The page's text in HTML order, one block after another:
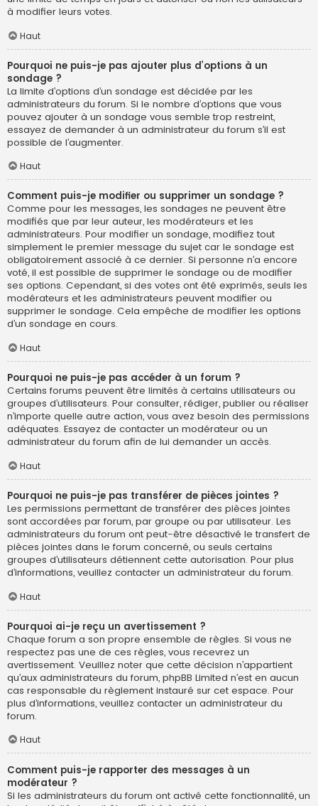
à modifier leurs votes.
Haut
Pourquoi ne puis-je pas ajouter plus d’options à un
sondage ?
La limite d’options d’un sondage est décidée par les
administrateurs du forum. Si le nombre d’options que vous
pouvez ajouter à un sondage vous semble trop restreint,
essayez de demander à un administrateur du forum s’il est
possible de l’augmenter.
Haut
Comment puis-je modifier ou supprimer un sondage ?
Comme pour les messages, les sondages ne peuvent être
modifiés que par leur auteur, les modérateurs et les
administrateurs. Pour modifier un sondage, modifiez tout
simplement le premier message du sujet car le sondage est
obligatoirement associé à ce dernier. Si personne n’a encore
voté, il est possible de supprimer le sondage ou de modifier
ses options. Cependant, si des votes ont été exprimés, seuls les
modérateurs et les administrateurs peuvent modifier ou
supprimer le sondage. Cela empêche de modifier les options
d’un sondage en cours.
Haut
Pourquoi ne puis-je pas accéder à un forum ?
Certains forums peuvent être limités à certains utilisateurs ou
groupes d’utilisateurs. Pour consulter, rédiger, publier ou réaliser
n’importe quelle autre action, vous avez besoin des permissions
adéquates. Essayez de contacter un modérateur ou un
administrateur du forum afin de lui demander un accès.
Haut
Pourquoi ne puis-je pas transférer de pièces jointes ?
Les permissions permettant de transférer des pièces jointes
sont accordées par forum, par groupe ou par utilisateur. Les
administrateurs du forum ont peut-être désactivé le transfert de
pièces jointes dans le forum concerné, ou seuls certains
groupes d’utilisateurs détiennent cette autorisation. Pour plus
d’informations, veuillez contacter un administrateur du forum.
Haut
Pourquoi ai-je reçu un avertissement ?
Chaque forum a son propre ensemble de règles. Si vous ne
respectez pas une de ces règles, vous recevrez un
avertissement. Veuillez noter que cette décision n’appartient
qu’aux administrateurs du forum, phpBB Limited n’est en aucun
cas responsable du règlement instauré sur cet espace. Pour
plus d’informations, veuillez contacter un administrateur du
forum.
Haut
Comment puis-je rapporter des messages à un
modérateur ?
Si les administrateurs du forum ont activé cette fonctionnalité, un